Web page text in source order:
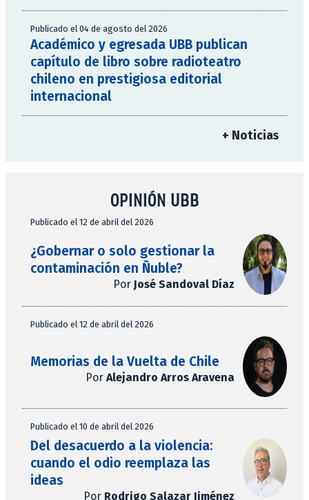
Publicado el 04 de agosto del 2026
Académico y egresada UBB publican
capítulo de libro sobre radioteatro
chileno en prestigiosa editorial
internacional
+ Noticias
OPINIÓN UBB
Publicado el 12 de abril del 2026
¿Gobernar o solo gestionar la
contaminación en Ñuble?
Por José Sandoval Díaz
Publicado el 12 de abril del 2026
Memorias de la Vuelta de Chile
Por Alejandro Arros Aravena
Publicado el 10 de abril del 2026
Del desacuerdo a la violencia:
cuando el odio reemplaza las
ideas
Por Rodrigo Salazar Jiménez